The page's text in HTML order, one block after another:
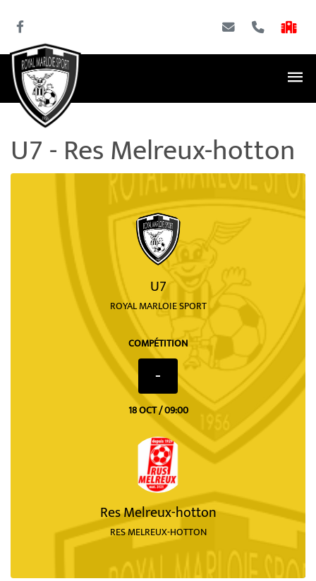
U7 - Res Melreux-hotton
U7
ROYAL MARLOIE SPORT
COMPÉTITION
-
18 OCT / 09:00
Res Melreux-hotton
RES MELREUX-HOTTON